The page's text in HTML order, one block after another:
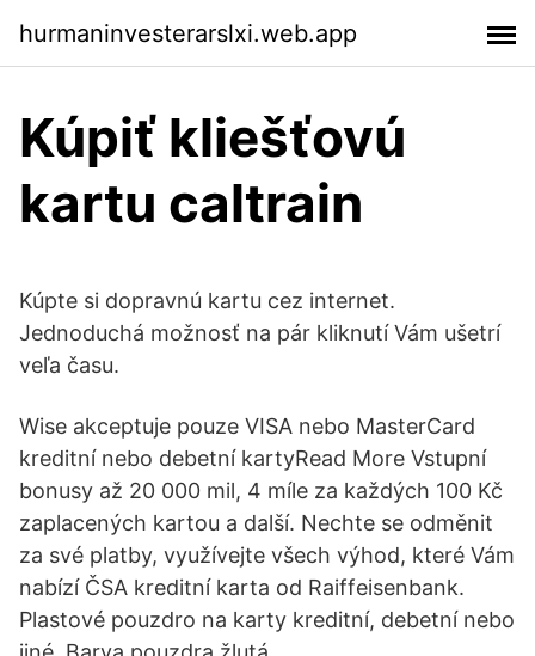
hurmaninvesterarslxi.web.app
Kúpiť kliešťovú
kartu caltrain
Kúpte si dopravnú kartu cez internet.
Jednoduchá možnosť na pár kliknutí Vám ušetrí
veľa času.
Wise akceptuje pouze VISA nebo MasterCard
kreditní nebo debetní kartyRead More Vstupní
bonusy až 20 000 mil, 4 míle za každých 100 Kč
zaplacených kartou a další. Nechte se odměnit
za své platby, využívejte všech výhod, které Vám
nabízí ČSA kreditní karta od Raiffeisenbank.
Plastové pouzdro na karty kreditní, debetní nebo